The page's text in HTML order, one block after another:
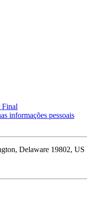
Final
informações pessoais
Delaware 19802, US